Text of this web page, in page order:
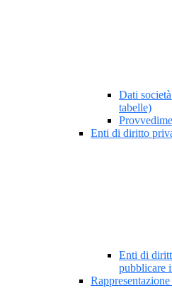
Dati
tabelle)
Enti di diritto
Enti di
pubblicare